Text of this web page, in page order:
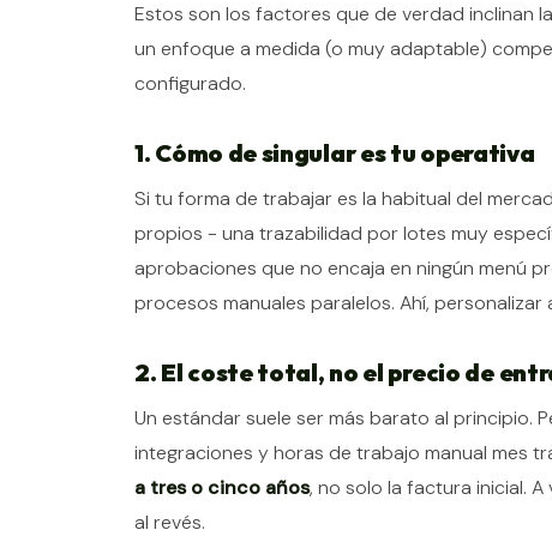
Estos son los factores que de verdad inclinan
un enfoque a medida (o muy adaptable)
configurado.
1. Cómo de singular es tu operativa
Si tu forma de trabajar es la habitual del
propios - una trazabilidad por lotes muy
aprobaciones que no encaja en ningún menú
procesos manuales paralelos. Ahí,
2. El coste total, no el precio de
Un estándar suele ser más barato al principio.
integraciones y horas de trabajo manual mes
a tres o cinco años, no solo la factura inicial.
al revés.